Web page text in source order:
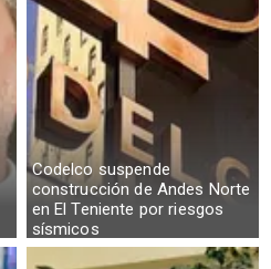
Codelco suspende
construcción de Andes Norte
en El Teniente por riesgos
sísmicos